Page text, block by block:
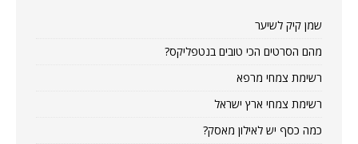
שמן קיק לשיער
מהם הסרטים הכי טובים בנטפליקס?
רשימת צמחי מרפא
רשימת צמחי ארץ ישראל
כמה כסף יש לאילון מאסק?